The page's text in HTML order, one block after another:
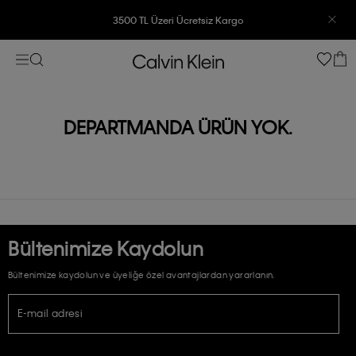
3500 TL Üzeri Ücretsiz Kargo
7500 TL Ve Üzeri Alışverişlerinizde 6 Taksit İmkanı
DEPARTMANDA ÜRÜN YOK.
Bültenimize Kaydolun
Bültenimize kaydolun ve üyeliğe özel avantajlardan yararlanın.
E-mail adresi